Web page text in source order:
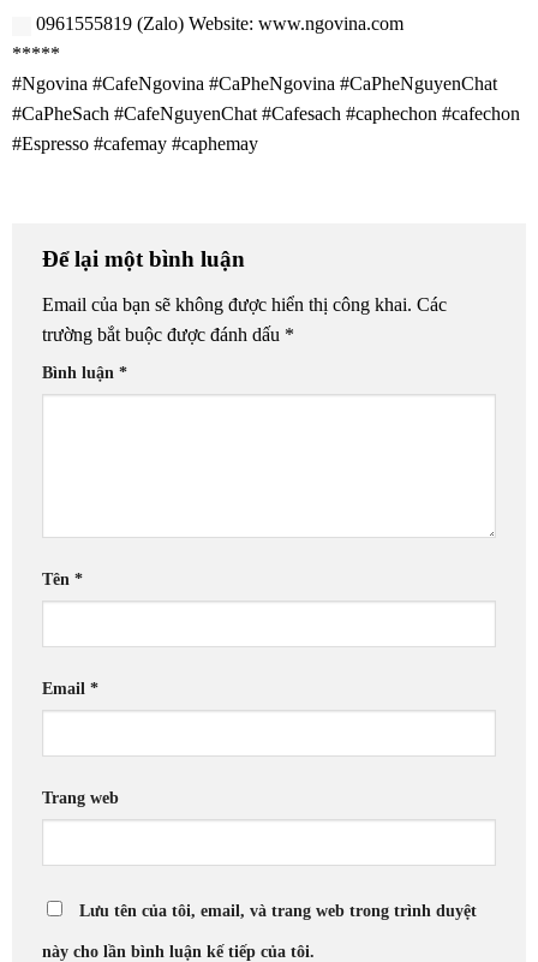
0961555819 (Zalo) Website: www.ngovina.com
*****
#Ngovina #CafeNgovina #CaPheNgovina #CaPheNguyenChat
#CaPheSach #CafeNguyenChat #Cafesach #caphechon #cafechon
#Espresso #cafemay #caphemay
Để lại một bình luận
Email của bạn sẽ không được hiển thị công khai. Các
trường bắt buộc được đánh dấu *
Bình luận *
Tên *
Email *
Trang web
Lưu tên của tôi, email, và trang web trong trình duyệt
này cho lần bình luận kế tiếp của tôi.